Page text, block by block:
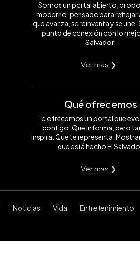
Somos un portal abierto,
moderno, pensado para reflejar
que avanza, se reinventa y se une.
punto de conexión con lo
Salvador.
Ver mas ❯
Qué ofrecemos
Te ofrecemos un portal que
contigo. Que informa, pero
inspira. Que te representa.
que está hecho El
Ver mas ❯
Noticias Vida Entretenimiento